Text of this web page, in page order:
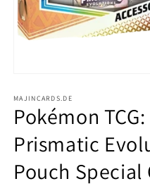
in
Modal
öffnen
MAJINCARDS.DE
Pokémon
Prismatic
Pouch